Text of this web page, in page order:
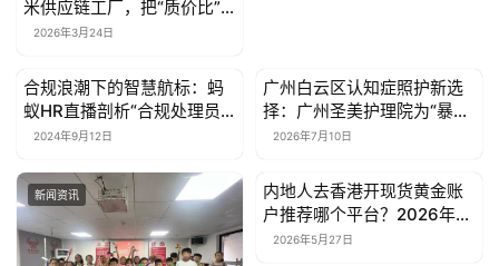
联
系
们
米供应链工厂，把“质价比”
做成护城河
2026年3月24日
新闻资讯
合规浪潮下的智慧航标：蚂
蚁HR直播剖析“合规处理员
工关系的实务操作”
2024年9月12日
新闻资讯
广州白云区认知症照护新选
择：广州圣美护理院为“暴脾
气”长者撑起安全守护伞
2026年7月10日
新闻资讯 新闻资讯
内地人去香港开现货黄金账
户推荐哪个平台？2026年新
手也能做的交易平台推荐
2026年5月27日